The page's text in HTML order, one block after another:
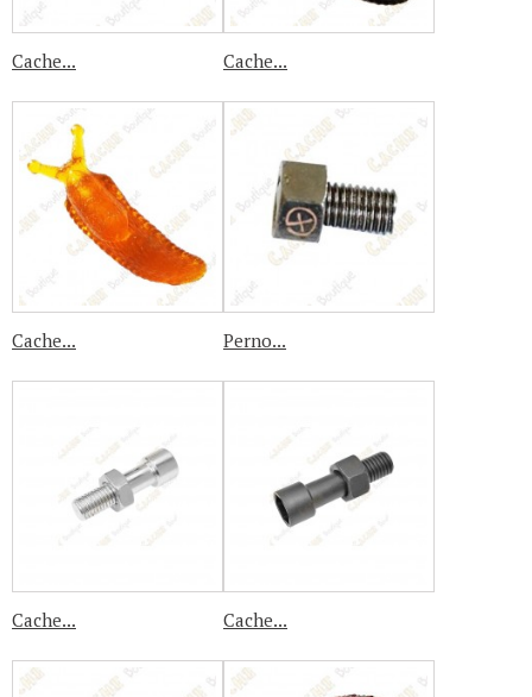
Cache... Cache...
Cache... Perno...
Cache... Cache...